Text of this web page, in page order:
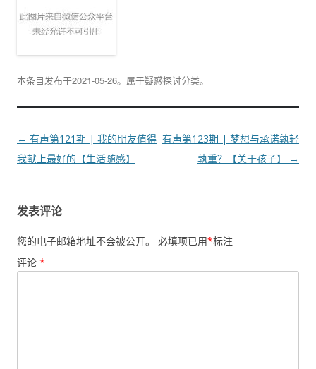
本条目发布于2021-05-26。属于疑惑探讨分类。
文
章
← 有声第121期 | 我的朋友值得
我献上最好的【生活随感】
有声第123期 | 梦想与承诺孰轻
孰重？【关于孩子】
→
发表评论
您的电子邮箱地址不会被公开。 必填项已用*标注
评论 *